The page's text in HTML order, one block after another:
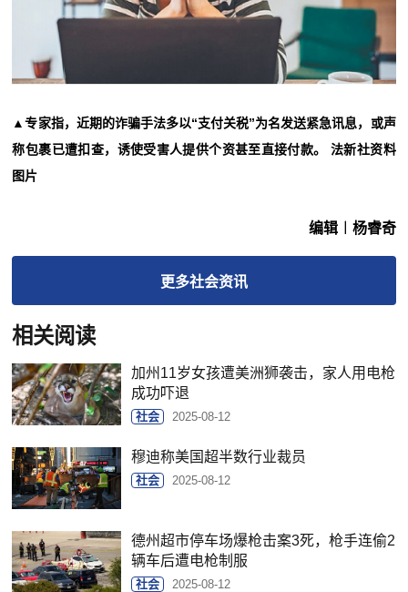
▲专家指，近期的诈骗手法多以“支付关税”为名发送紧急讯息，或声
称包裹已遭扣查，诱使受害人提供个资甚至直接付款。 法新社资料
图片
编辑︱杨睿奇
更多社会资讯
相关阅读
加州11岁女孩遭美洲狮袭击，家人用电枪
成功吓退
社会 2025-08-12
穆迪称美国超半数行业裁员
社会 2025-08-12
德州超市停车场爆枪击案3死，枪手连偷2
辆车后遭电枪制服
社会 2025-08-12